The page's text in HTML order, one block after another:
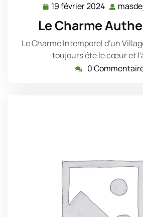
19 février 2024 19
février
2024
Le Charme
Le Charme Intemporel d'un
toujours été le cœur et
0